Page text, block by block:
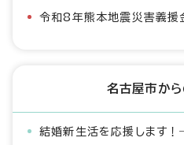
令和8年熊本地震災害義援
名古屋市か
結婚新生活を応援します